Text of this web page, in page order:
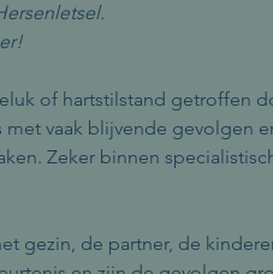
of hartstilstand getroffen
vaak blijvende gevolgen
Zeker binnen
gezin, de partner, de